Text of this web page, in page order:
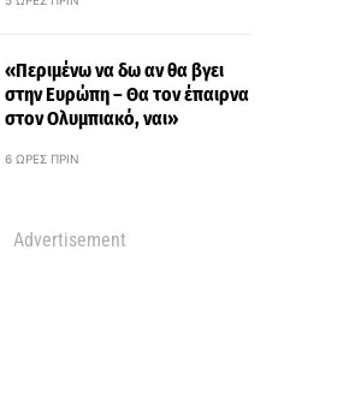
«Περιμένω να δω αν θα βγει
στην Ευρώπη – Θα τον έπαιρνα
στον Ολυμπιακό, ναι»
6 ΏΡΕΣ ΠΡΙΝ
Advertisement